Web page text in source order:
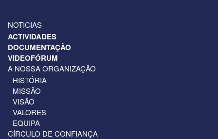
NOTICIAS
ACTIVIDADES
DOCUMENTAÇÃO
VIDEOFÓRUM
A NOSSA ORGANIZAÇÃO
HISTÓRIA
MISSÃO
VISÃO
VALORES
EQUIPA
CÍRCULO DE CONFIANÇA